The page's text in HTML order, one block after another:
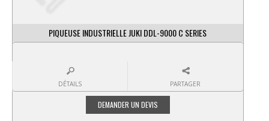
PIQUEUSE INDUSTRIELLE JUKI DDL-9000 C SERIES
DÉTAILS PARTAGER